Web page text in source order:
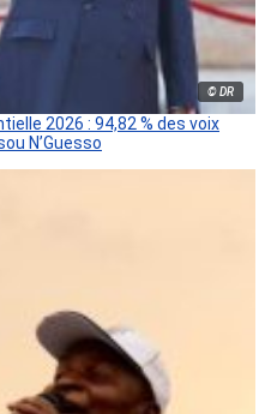
© DR
2026 : 94,82 % des voix
N’Guesso